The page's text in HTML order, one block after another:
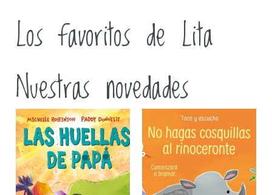
Los favoritos de Lita
Nuestras novedades